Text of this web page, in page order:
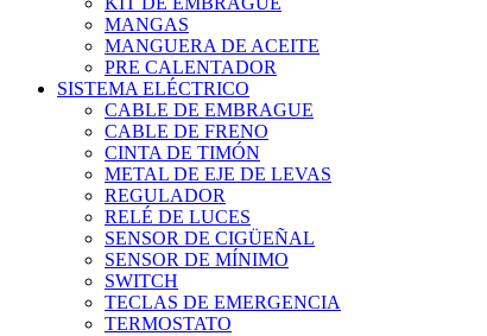
MANGAS
MANGUERA DE ACEITE
PRE CALENTADOR
SISTEMA ELÉCTRICO
CABLE DE EMBRAGUE
CABLE DE FRENO
CINTA DE TIMÓN
METAL DE EJE DE LEVAS
REGULADOR
RELÉ DE LUCES
SENSOR DE CIGÜEÑAL
SENSOR DE MÍNIMO
SWITCH
TECLAS DE EMERGENCIA
TERMOSTATO